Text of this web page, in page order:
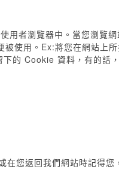
用者瀏覽器中。當您瀏覽
使用。Ex:將您在網站上
的 Cookie 資料，有的話
在您返回我們網站時記得您